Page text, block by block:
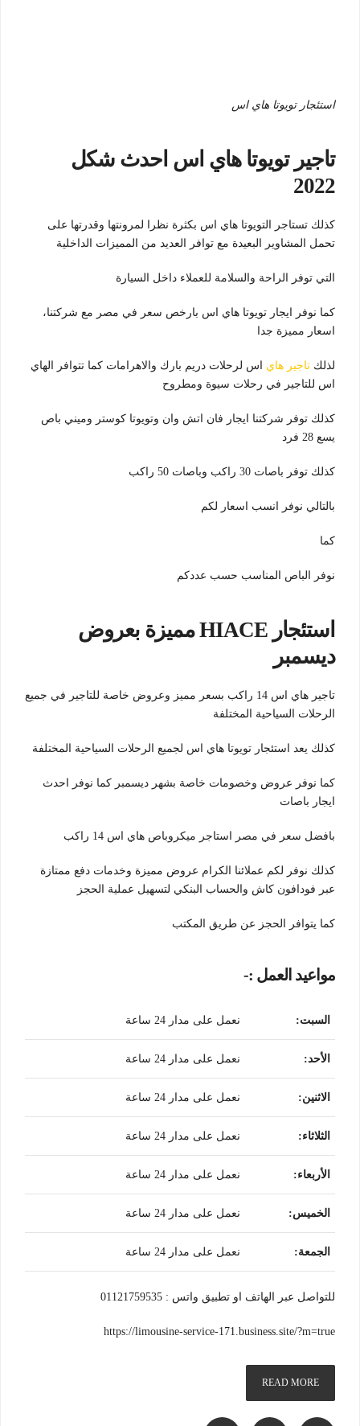
استئجار تويوتا هاي اس
تاجير تويوتا هاي اس احدث شكل
2022
كذلك تستاجر التويوتا هاي اس بكثرة نظرا لمرونتها وقدرتها على
تحمل المشاوير البعيدة مع توافر العديد من المميزات الداخلية
التي توفر الراحة والسلامة للعملاء داخل السيارة
كما نوفر ايجار تويوتا هاي اس بارخص سعر في مصر مع شركتنا،
اسعار مميزة جدا
لذلك تاجير هاي اس لرحلات دريم بارك والاهرامات كما تتوافر الهاي
اس للتاجير في رحلات سيوة ومطروح
كذلك توفر شركتنا ايجار فان اتش وان وتويوتا كوستر وميني باص
يسع 28 فرد
كذلك توفر باصات 30 راكب وباصات 50 راكب
بالتالي نوفر انسب اسعار لكم
كما
نوفر الباص المناسب حسب عددكم
استئجار HIACE مميزة بعروض
ديسمبر
تاجير هاي اس 14 راكب بسعر مميز وعروض خاصة للتاجير في جميع
الرحلات السياحية المختلفة
كذلك يعد استئجار تويوتا هاي اس لجميع الرحلات السياحية المختلفة
كما نوفر عروض وخصومات خاصة بشهر ديسمبر كما نوفر احدث
ايجار باصات
بافضل سعر في مصر استاجر ميكروباص هاي اس 14 راكب
كذلك نوفر لكم عملائنا الكرام عروض مميزة وخدمات دفع ممتازة
عبر فودافون كاش والحساب البنكي لتسهيل عملية الحجز
كما يتوافر الحجز عن طريق المكتب
مواعيد العمل :-
السبت: نعمل على مدار 24 ساعة
الأحد: نعمل على مدار 24 ساعة
الاثنين: نعمل على مدار 24 ساعة
الثلاثاء: نعمل على مدار 24 ساعة
الأربعاء: نعمل على مدار 24 ساعة
الخميس: نعمل على مدار 24 ساعة
الجمعة: نعمل على مدار 24 ساعة
للتواصل عبر الهاتف او تطبيق واتس : 01121759535
https://limousine-service-171.business.site/?m=true
READ MORE